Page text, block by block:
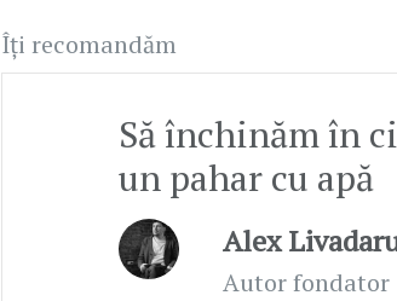
Îți recomandăm
Să închinăm în
un pahar cu apă
Alex
Autor fondator